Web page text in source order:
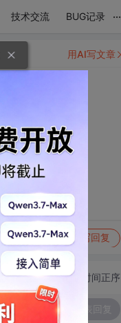
技术交流 BUG记录 ...
写回复
用AI写文章
切换为时间正序